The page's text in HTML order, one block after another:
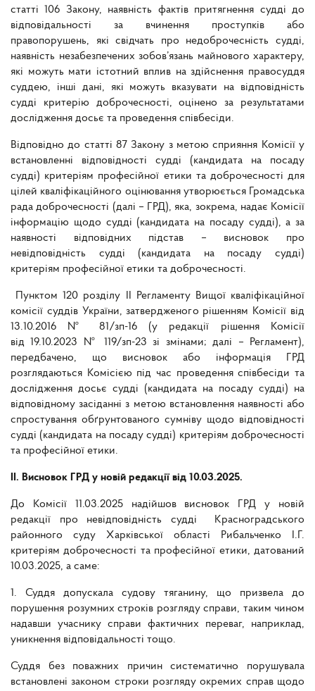
статті 106 Закону, наявність фактів притягнення судді до
відповідальності за вчинення проступків або
правопорушень, які свідчать про недоброчесність судді,
наявність незабезпечених зобов’язань майнового характеру,
які можуть мати істотний вплив на здійснення правосуддя
суддею, інші дані, які можуть вказувати на відповідність
судді критерію доброчесності, оцінено за результатами
дослідження досьє та проведення співбесіди.
Відповідно до статті 87 Закону з метою сприяння Комісії у
встановленні відповідності судді (кандидата на посаду
судді) критеріям професійної етики та доброчесності для
цілей кваліфікаційного оцінювання утворюється Громадська
рада доброчесності (далі – ГРД), яка, зокрема, надає Комісії
інформацію щодо судді (кандидата на посаду судді), а за
наявності відповідних підстав – висновок про
невідповідність судді (кандидата на посаду судді)
критеріям професійної етики та доброчесності.
Пунктом 120 розділу II Регламенту Вищої кваліфікаційної
комісії суддів України, затвердженого рішенням Комісії від
13.10.2016 № 81/зп-16 (у редакції рішення Комісії
від 19.10.2023 № 119/зп-23 зі змінами; далі – Регламент),
передбачено, що висновок або інформація ГРД
розглядаються Комісією під час проведення співбесіди та
дослідження досьє судді (кандидата на посаду судді) на
відповідному засіданні з метою встановлення наявності або
спростування обґрунтованого сумніву щодо відповідності
судді (кандидата на посаду судді) критеріям доброчесності
та професійної етики.
. Висновок ГРД у новій редакції від 10.03.2025.
До Комісії 11.03.2025 надійшов висновок ГРД у новій
редакції про невідповідність судді Красноградського
районного суду Харківської області Рибальченко І.Г.
критеріям доброчесності та професійної етики, датований
10.03.2025, а саме:
1. Суддя допускала судову тяганину, що призвела до
порушення розумних строків розгляду справи, таким чином
надавши учаснику справи фактичних переваг, наприклад,
уникнення відповідальності тощо.
Суддя без поважних причин систематично порушувала
встановлені законом строки розгляду окремих справ щодо